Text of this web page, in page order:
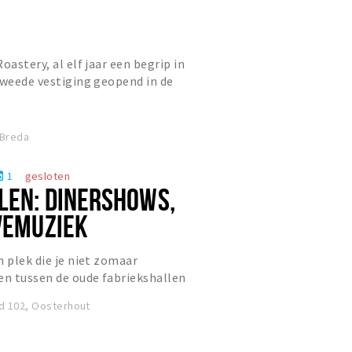
al elf jaar een begrip in
vestiging geopend in de
1 gesloten
DINERSHOWS,
plek die je niet zomaar
tussen de oude fabriekshallen
102, Oosterhout